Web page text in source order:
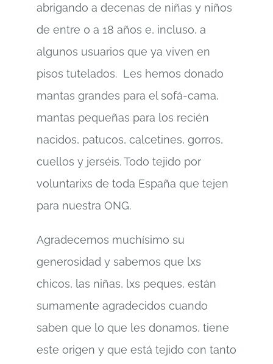
abrigando a decenas de niñas y niños
de entre 0 a 18 años e, incluso, a
algunos usuarios que ya viven en
pisos tutelados. Les hemos donado
mantas grandes para el sofá-cama,
mantas pequeñas para los recién
nacidos, patucos, calcetines, gorros,
cuellos y jerséis. Todo tejido por
voluntarixs de toda España que tejen
para nuestra ONG.
Agradecemos muchísimo su
generosidad y sabemos que lxs
chicos, las niñas, lxs peques, están
sumamente agradecidos cuando
saben que lo que les donamos, tiene
este origen y que está tejido con tanto